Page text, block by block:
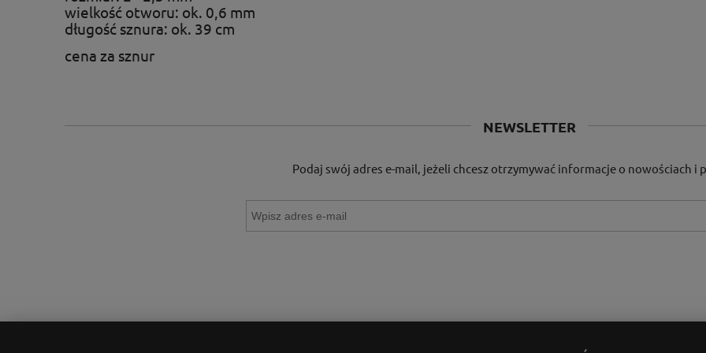
wielkość otworu: ok. 0,6 mm
długość sznura: ok. 39 cm
cena za sznur
NEWSLETTER
Podaj swój adres e-mail, jeżeli chcesz otrzymywać informacje o nowościach i